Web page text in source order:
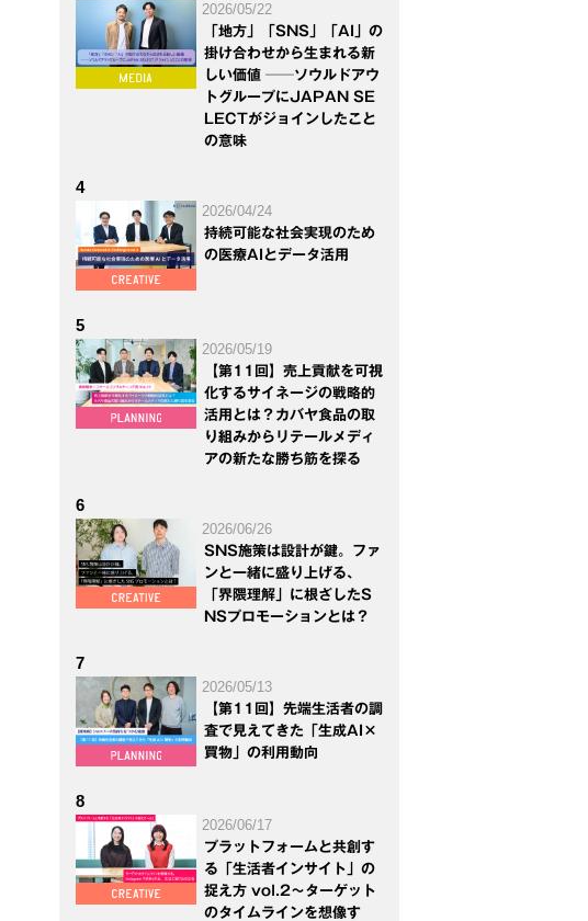
2026/05/22
「地方」「SNS」「AI」の
掛け合わせから生まれる新
しい価値 ──ソウルドアウ
トグループにJAPAN SE
LECTがジョインしたこと
の意味
4
2026/04/24
持続可能な社会実現のため
の医療AIとデータ活用
5
2026/05/19
【第11回】売上貢献を可視
化するサイネージの戦略的
活用とは？カバヤ食品の取
り組みからリテールメディ
アの新たな勝ち筋を探る
6
2026/06/26
SNS施策は設計が鍵。ファ
ンと一緒に盛り上げる、
「界隈理解」に根ざしたS
NSプロモーションとは？
7
2026/05/13
【第11回】先端生活者の調
査で見えてきた「生成AI×
買物」の利用動向
8
2026/06/17
プラットフォームと共創す
る「生活者インサイト」の
捉え方 vol.2～ターゲット
のタイムラインを想像す